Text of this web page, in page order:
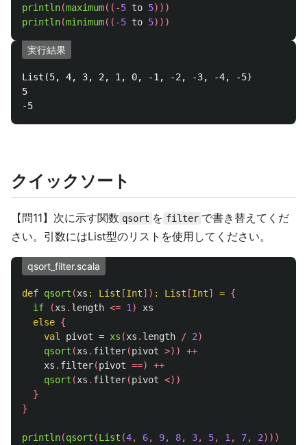
println(maximum((-5 to 5)))
println(minimum((-5 to 5)))
実行結果
List(5, 4, 3, 2, 1, 0, -1, -2, -3, -4, -5)
5
クイックソート
【問11】次に示す関数 qsort を filter で書き替えてくだ
さい。引数にはList型のリストを使用してください。
qsort_filter.scala
def qsort (xs : List [Int]) : List [Int] = {
if
(xs . length <= 1 )
xs
else {
val
pivot = xs (xs . length / 2)
qsort (xs . filter(pivot >))
++
xs . filter(pivot ==)
++
qsort (xs . filter(pivot <))
}
}
println(qsort (List (4, 6, 9, 8, 3, 5, 1 , 7, 2)))